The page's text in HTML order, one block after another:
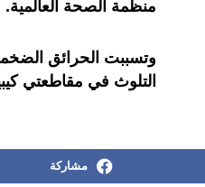
منظمة الصحة العالمية.
التلوث في مقاطعتي
مشاركة